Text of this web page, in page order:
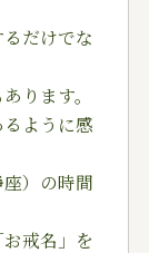
だけでな
ります。
ように感
）の時間
戒名」を